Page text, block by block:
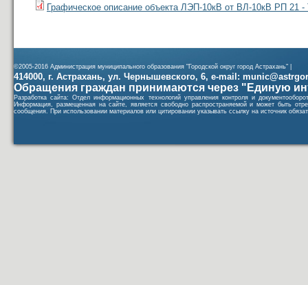
Графическое описание объекта ЛЭП-10кВ от ВЛ-10кВ РП
©2005-2016 Администрация муниципального образования "Городской округ город Астрахань" |
414000, г. Астрахань, ул. Чернышевского, 6, e-mail:
Обращения граждан принимаются через "Единую
Разработка сайта: Отдел информационных технологий управления контроля и
Информация, размещенная на сайте, является свободно распространяемой и может быть
сообщения. При использовании материалов или цитировании указывать ссылку на источник